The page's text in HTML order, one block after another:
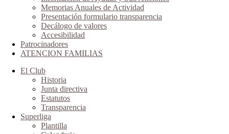
Memorias Anuales de Actividad
Presentación formulario transparencia
Decálogo de valores
Accesibilidad
Patrocinadores
ATENCION FAMILIAS
El Club
Historia
Junta directiva
Estatutos
Transparencia
Superliga
Plantilla